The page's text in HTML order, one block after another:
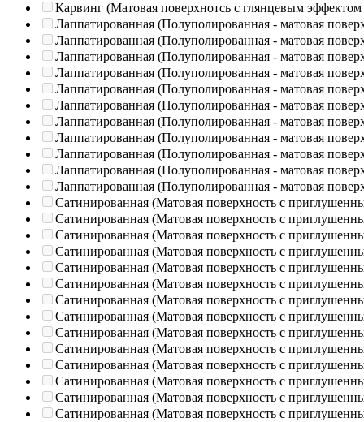
Карвинг (Матовая поверхнотсь с глянцевым эффектом
Лаппатированная (Полуполированная - матовая
Лаппатированная (Полуполированная - матовая
Лаппатированная (Полуполированная - матовая
Лаппатированная (Полуполированная - матовая
Лаппатированная (Полуполированная - матовая
Лаппатированная (Полуполированная - матовая
Лаппатированная (Полуполированная - матовая
Лаппатированная (Полуполированная - матовая
Лаппатированная (Полуполированная - матовая
Лаппатированная (Полуполированная - матовая
Лаппатированная (Полуполированная - матовая
Сатинированная (Матовая поверхность с
Сатинированная (Матовая поверхность с
Сатинированная (Матовая поверхность с
Сатинированная (Матовая поверхность с
Сатинированная (Матовая поверхность с
Сатинированная (Матовая поверхность с
Сатинированная (Матовая поверхность с
Сатинированная (Матовая поверхность с
Сатинированная (Матовая поверхность с
Сатинированная (Матовая поверхность с
Сатинированная (Матовая поверхность с
Сатинированная (Матовая поверхность с
Сатинированная (Матовая поверхность с
Сатинированная (Матовая поверхность с